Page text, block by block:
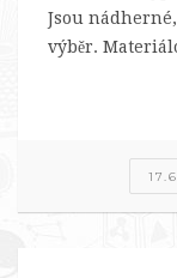
Jsou
výběr.